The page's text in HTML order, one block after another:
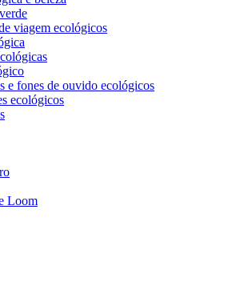
viagem ecológicos
e fones de ouvido ecológicos
ecológicos
Loom